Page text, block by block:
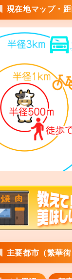
現在地マップ・
主要都市（繁華街